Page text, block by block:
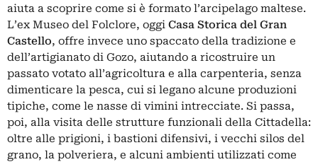
aiuta a scoprire come si è formato l’arcipelago maltese.
L’ex Museo del Folclore, oggi Casa Storica del Gran
Castello, offre invece uno spaccato della tradizione e
dell’artigianato di Gozo, aiutando a ricostruire un
passato votato all’agricoltura e alla carpenteria, senza
dimenticare la pesca, cui si legano alcune produzioni
tipiche, come le nasse di vimini intrecciate. Si passa,
poi, alla visita delle strutture funzionali della Cittadella:
oltre alle prigioni, i bastioni difensivi, i vecchi silos del
grano, la polveriera, e alcuni ambienti utilizzati come